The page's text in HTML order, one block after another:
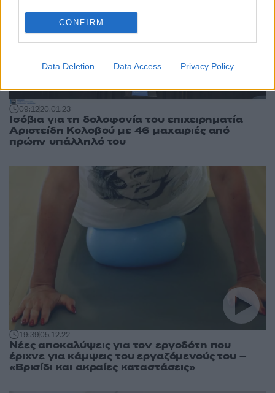
CONFIRM
Data Deletion Data Access Privacy Policy
09:1220.01.23
Ισόβια για τη δολοφονία του επιχειρηματία
Αριστείδη Κολοβού με 46 μαχαιριές από
πρώην υπάλληλό του
19:3905.12.22
Νέες αποκαλύψεις για τον εργοδότη που
έριχνε για κάμψεις του εργαζόμενούς του –
«Βρισίδι και ακραίες καταστάσεις»